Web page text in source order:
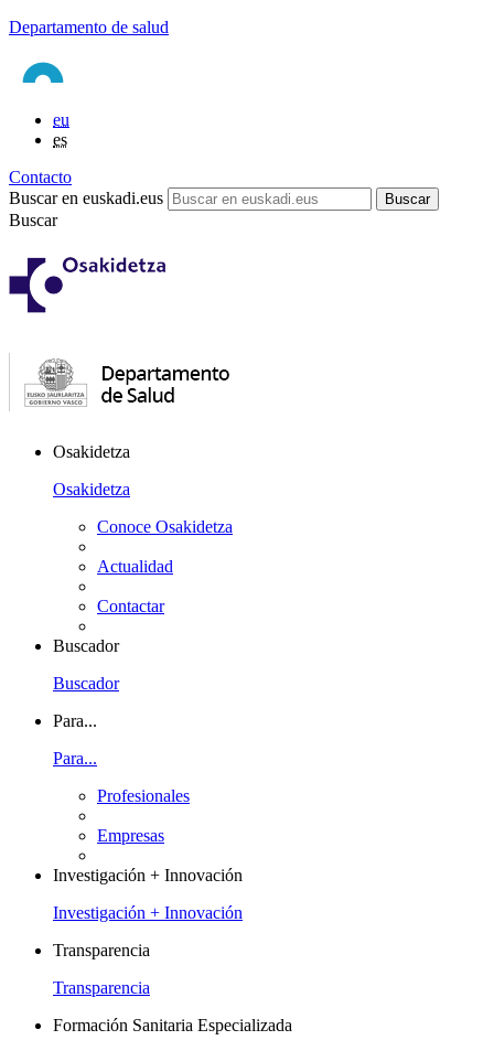
Departamento de salud
eu
es
Contacto
Buscar en euskadi.eus
Buscar
Osakidetza
Osakidetza
Conoce Osakidetza
Actualidad
Contactar
Buscador
Buscador
Para...
Para...
Profesionales
Empresas
Investigación + Innovación
Investigación + Innovación
Transparencia
Transparencia
Formación Sanitaria Especializada